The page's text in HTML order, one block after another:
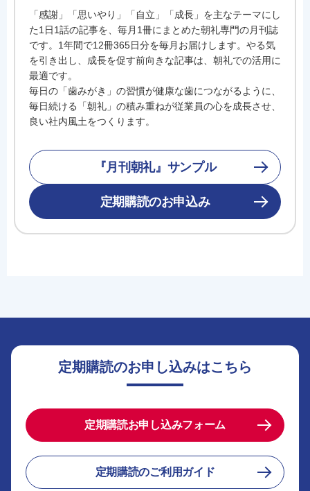
「感謝」「思いやり」「自立」「成長」を主なテーマにし
た1日1話の記事を、毎月1冊にまとめた朝礼専門の月刊誌
です。1年間で12冊365日分を毎月お届けします。やる気
を引き出し、成長を促す前向きな記事は、朝礼での活用に
最適です。
毎日の「歯みがき」の習慣が健康な歯につながるように、
毎日続ける「朝礼」の積み重ねが従業員の心を成長させ、
良い社内風土をつくります。
『月刊朝礼』サンプル
定期購読のお申込み
定期購読のお申し込みはこちら
定期購読お申し込みフォーム
定期購読のご利用ガイド